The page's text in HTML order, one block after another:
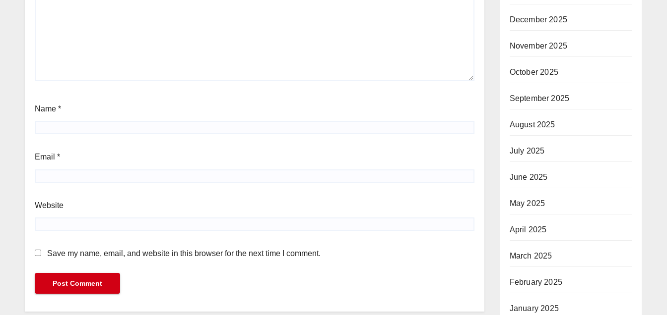
Name *
Email *
Website
Save my name, email, and website in this browser for the next time I comment.
December 2025
November 2025
October 2025
September 2025
August 2025
July 2025
June 2025
May 2025
April 2025
March 2025
February 2025
January 2025